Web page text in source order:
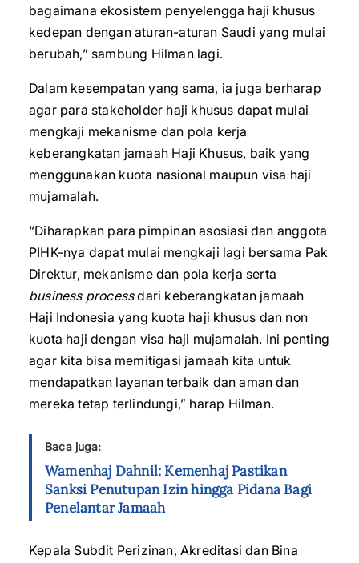
bagaimana ekosistem penyelengga haji khusus
kedepan dengan aturan-aturan Saudi yang mulai
berubah,” sambung Hilman lagi.
Dalam kesempatan yang sama, ia juga berharap
agar para stakeholder haji khusus dapat mulai
mengkaji mekanisme dan pola kerja
keberangkatan jamaah Haji Khusus, baik yang
menggunakan kuota nasional maupun visa haji
mujamalah.
“Diharapkan para pimpinan asosiasi dan anggota
PIHK-nya dapat mulai mengkaji lagi bersama Pak
Direktur, mekanisme dan pola kerja serta
business processdari keberangkatan jamaah
Haji Indonesia yang kuota haji khusus dan non
kuota haji dengan visa haji mujamalah. Ini penting
agar kita bisa memitigasi jamaah kita untuk
mendapatkan layanan terbaik dan aman dan
mereka tetap terlindungi,” harap Hilman.
Baca juga:
Wamenhaj Dahnil: Kemenhaj Pastikan
Sanksi Penutupan Izin hingga Pidana Bagi
Penelantar Jamaah
Kepala Subdit Perizinan, Akreditasi dan Bina